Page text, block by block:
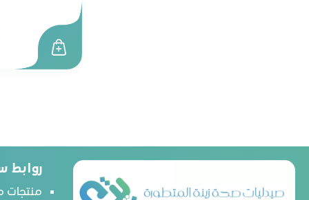
بيجن
تريسمي
روابط
منتجات